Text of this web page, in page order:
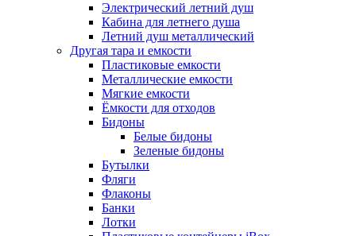
Электрический летний душ
Кабина для летнего душа
Летний душ металлический
Другая тара и емкости
Пластиковые емкости
Металлические емкости
Мягкие емкости
Ёмкости для отходов
Бидоны
Белые бидоны
Зеленые бидоны
Бутылки
Фляги
Флаконы
Банки
Лотки